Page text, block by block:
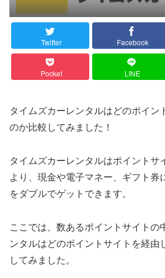
Twitter Facebook
Pocket LINE
タイムズカーレンタルはどのポイン
のか比較してみました！
タイムズカーレンタルはポイントサ
より、現金や電子マネー、ギフト券
をダブルでゲットできます。
ここでは、数あるポイントサイトの
ンタルはどのポイントサイトを経由
してみました。